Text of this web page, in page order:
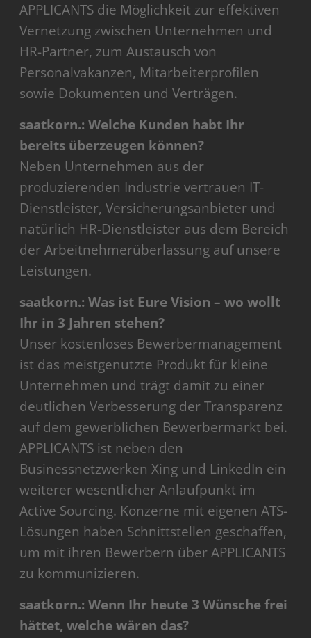
APPLICANTS die Möglichkeit zur effektiven
Vernetzung zwischen Unternehmen und
HR-Partner, zum Austausch von
Personalvakanzen, Mitarbeiterprofilen
sowie Dokumenten und Verträgen.
saatkorn.: Welche Kunden habt Ihr
bereits überzeugen können?
Neben Unternehmen aus der
produzierenden Industrie vertrauen IT-
Dienstleister, Versicherungsanbieter und
natürlich HR-Dienstleister aus dem Bereich
der Arbeitnehmerüberlassung auf unsere
Leistungen.
saatkorn.: Was ist Eure Vision – wo wollt
Ihr in 3 Jahren stehen?
Unser kostenloses Bewerbermanagement
ist das meistgenutzte Produkt für kleine
Unternehmen und trägt damit zu einer
deutlichen Verbesserung der Transparenz
auf dem gewerblichen Bewerbermarkt bei.
APPLICANTS ist neben den
Businessnetzwerken Xing und LinkedIn ein
weiterer wesentlicher Anlaufpunkt im
Active Sourcing. Konzerne mit eigenen ATS-
Lösungen haben Schnittstellen geschaffen,
um mit ihren Bewerbern über APPLICANTS
zu kommunizieren.
saatkorn.: Wenn Ihr heute 3 Wünsche frei
hättet, welche wären das?